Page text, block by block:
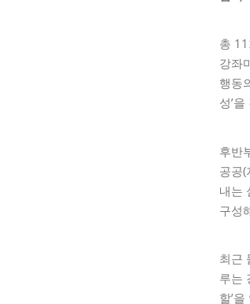
총
강좌
행동
성’
후반
공공
내는
구성
최근
루는
할’